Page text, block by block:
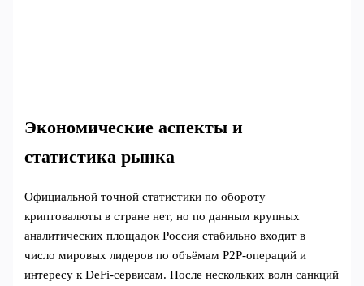
Экономические аспекты и
статистика рынка
Официальной точной статистики по обороту
криптовалюты в стране нет, но по данным крупных
аналитических площадок Россия стабильно входит в
число мировых лидеров по объёмам P2P‑операций и
интересу к DeFi‑сервисам. После нескольких волн санкций